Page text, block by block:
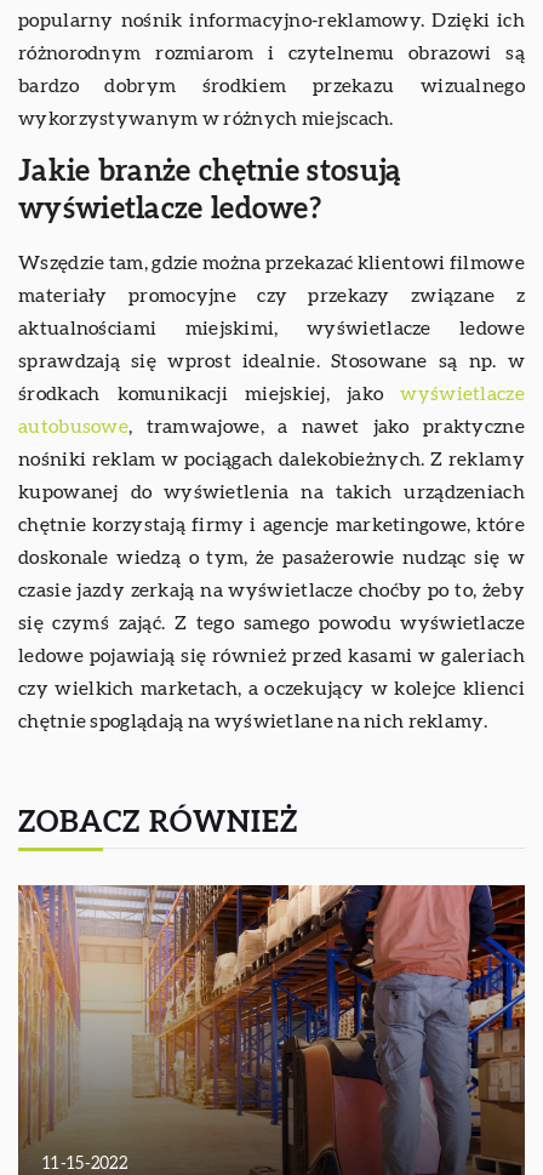
popularny nośnik informacyjno-reklamowy. Dzięki ich
różnorodnym rozmiarom i czytelnemu obrazowi są
bardzo dobrym środkiem przekazu wizualnego
wykorzystywanym w różnych miejscach.
Jakie branże chętnie stosują
wyświetlacze ledowe?
Wszędzie tam, gdzie można przekazać klientowi filmowe
materiały promocyjne czy przekazy związane z
aktualnościami miejskimi, wyświetlacze ledowe
sprawdzają się wprost idealnie. Stosowane są np. w
środkach komunikacji miejskiej, jakowyświetlacze
autobusowe, tramwajowe, a nawet jako praktyczne
nośniki reklam w pociągach dalekobieżnych. Z reklamy
kupowanej do wyświetlenia na takich urządzeniach
chętnie korzystają firmy i agencje marketingowe, które
doskonale wiedzą o tym, że pasażerowie nudząc się w
czasie jazdy zerkają na wyświetlacze choćby po to, żeby
się czymś zająć. Z tego samego powodu wyświetlacze
ledowe pojawiają się również przed kasami w galeriach
czy wielkich marketach, a oczekujący w kolejce klienci
chętnie spoglądają na wyświetlane na nich reklamy.
ZOBACZ RÓWNIEŻ
11-15-2022